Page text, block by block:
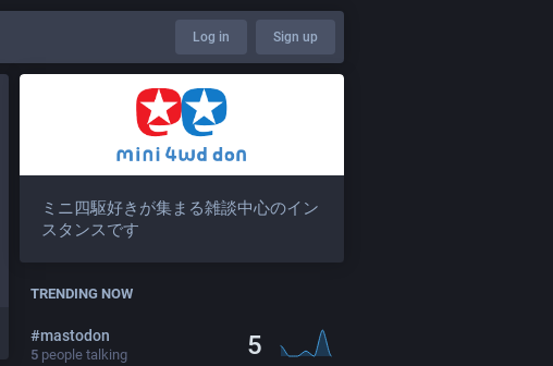
Log in Sign up
ミニ四駆好きが集まる雑談中心のイン
スタンスです
TRENDING NOW
#mastodon
5 people talking 5